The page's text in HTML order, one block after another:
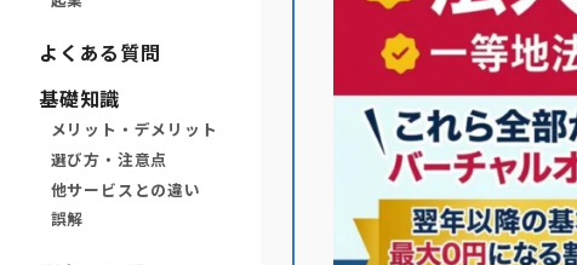
よくある質問
基礎知識
メリット・デメリット
選び方・注意点
他サービスとの違い
誤解